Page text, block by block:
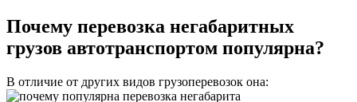
Почему перевозка негабаритных
грузов автотранспортом популярна?
В отличие от других видов грузоперевозок она: